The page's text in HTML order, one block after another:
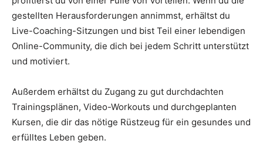
gestellten Herausforderungen annimmst, erhältst du
Live-Coaching-Sitzungen und bist Teil einer lebendigen
Online-Community, die dich bei jedem Schritt unterstützt
und motiviert.
Außerdem erhältst du Zugang zu gut durchdachten
Trainingsplänen, Video-Workouts und durchgeplanten
Kursen, die dir das nötige Rüstzeug für ein gesundes und
erfülltes Leben geben.